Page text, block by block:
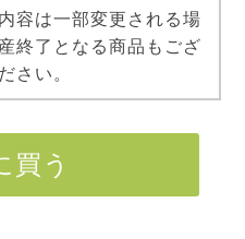
容は一部変更される場
終了となる商品もござ
さい。
買う